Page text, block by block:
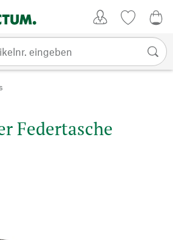
Federtasche